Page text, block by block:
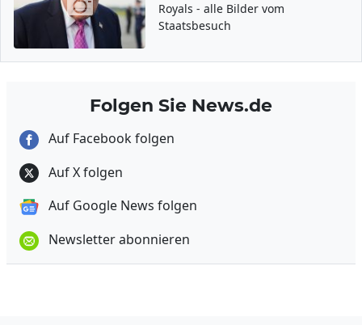
Royals - alle Bilder vom
Staatsbesuch
Folgen Sie News.de
Auf Facebook folgen
Auf X folgen
Auf Google News folgen
Newsletter abonnieren